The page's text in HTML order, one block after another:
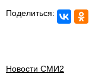
Поделиться:
Новости СМИ2